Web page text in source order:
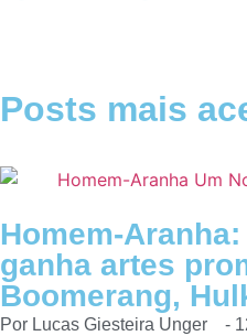
Posts mais
Homem-
ganha artes
Boomerang,
Por Lucas Giesteira Unger -